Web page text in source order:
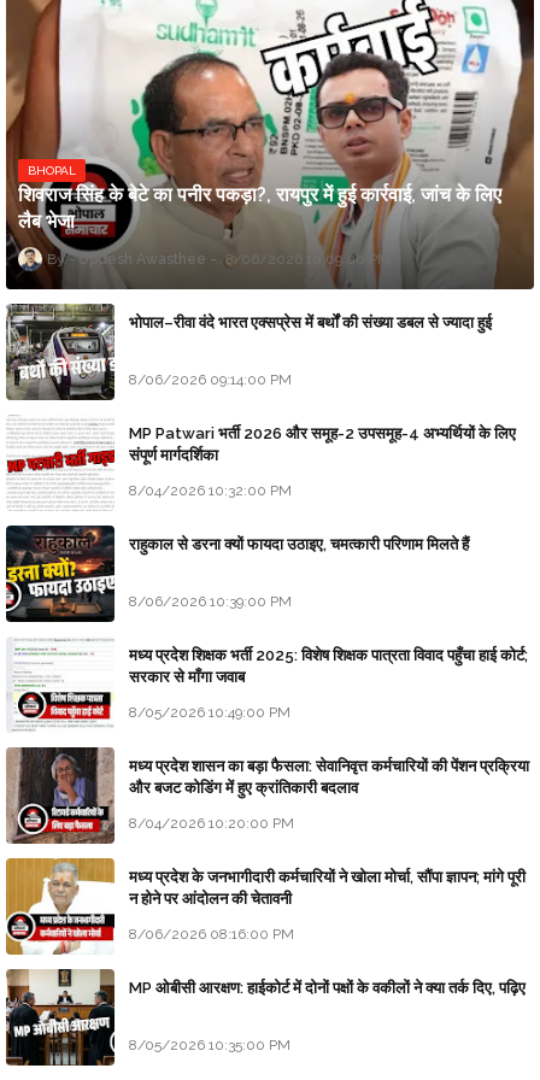
BHOPAL
शिवराज सिंह के बेटे का पनीर पकड़ा?, रायपुर में हुई कार्रवाई, जांच के लिए
लैब भेजा
Updesh Awasthee 8/06/2026 10:09:00 PM
भोपाल–रीवा वंदे भारत एक्सप्रेस में बर्थों की संख्या डबल से ज्यादा हुई
8/06/2026 09:14:00 PM
MP Patwari भर्ती 2026 और समूह-2 उपसमूह-4 अभ्यर्थियों के लिए
संपूर्ण मार्गदर्शिका
8/04/2026 10:32:00 PM
राहुकाल से डरना क्यों फायदा उठाइए, चमत्कारी परिणाम मिलते हैं
8/06/2026 10:39:00 PM
मध्य प्रदेश शिक्षक भर्ती 2025: विशेष शिक्षक पात्रता विवाद पहुँचा हाई कोर्ट;
सरकार से माँगा जवाब
8/05/2026 10:49:00 PM
मध्य प्रदेश शासन का बड़ा फैसला: सेवानिवृत्त कर्मचारियों की पेंशन प्रक्रिया
और बजट कोडिंग में हुए क्रांतिकारी बदलाव
8/04/2026 10:20:00 PM
मध्य प्रदेश के जनभागीदारी कर्मचारियों ने खोला मोर्चा, सौंपा ज्ञापन; मांगे पूरी
न होने पर आंदोलन की चेतावनी
8/06/2026 08:16:00 PM
MP ओबीसी आरक्षण: हाईकोर्ट में दोनों पक्षों के वकीलों ने क्या तर्क दिए, पढ़िए
8/05/2026 10:35:00 PM